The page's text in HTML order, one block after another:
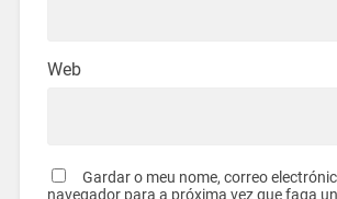
Web
Gardar o meu nome, correo
navegador para a próxima vez que faga